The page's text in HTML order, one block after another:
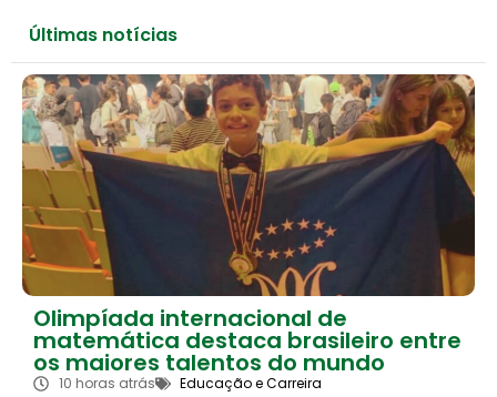
Últimas notícias
Olimpíada internacional de
matemática destaca brasileiro entre
os maiores talentos do mundo
10 horas atrás Educação e Carreira